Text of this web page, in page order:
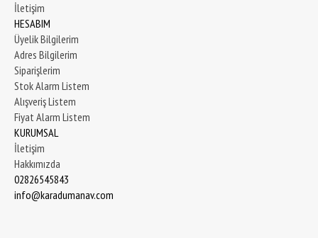
İletişim
HESABIM
Üyelik Bilgilerim
Adres Bilgilerim
Siparişlerim
Stok Alarm Listem
Alışveriş Listem
Fiyat Alarm Listem
KURUMSAL
İletişim
Hakkımızda
02826545843
info@karadumanav.com